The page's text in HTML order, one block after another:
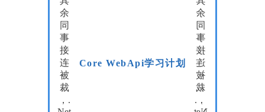
Core WebApi学习计划